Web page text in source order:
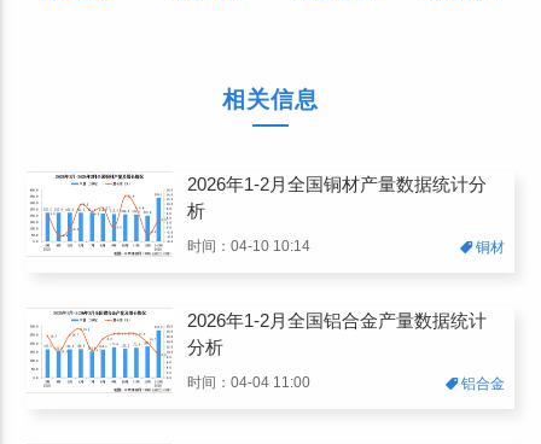
相关信息
2026年1-2月全国铜材产量数据统计分
析
时间：04-10 10:14 铜材
2026年1-2月全国铝合金产量数据统计
分析
时间：04-04 11:00 铝合金